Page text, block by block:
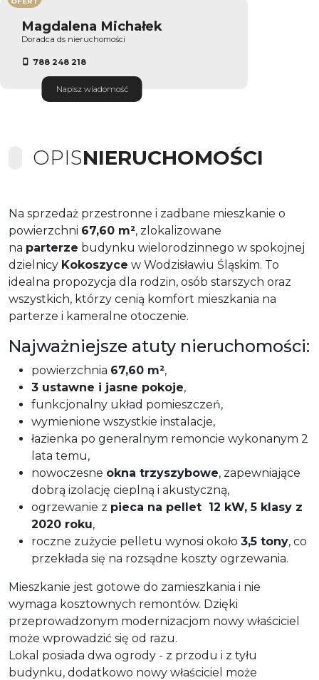
Magdalena Michałek
Doradca ds nieruchomości
788 248 218
Napisz wiadomość
OPISNIERUCHOMOŚCI
Na sprzedaż przestronne i zadbane mieszkanie o
powierzchni 67,60 m², zlokalizowane
na parterze budynku wielorodzinnego w spokojnej
dzielnicy Kokoszyce w Wodzisławiu Śląskim. To
idealna propozycja dla rodzin, osób starszych oraz
wszystkich, którzy cenią komfort mieszkania na
parterze i kameralne otoczenie.
Najważniejsze atuty nieruchomości:
powierzchnia 67,60 m²,
3 ustawne i jasne pokoje,
funkcjonalny układ pomieszczeń,
wymienione wszystkie instalacje,
łazienka po generalnym remoncie wykonanym 2
lata temu,
nowoczesne okna trzyszybowe, zapewniające
dobrą izolację cieplną i akustyczną,
ogrzewanie z pieca na pellet 12 kW, 5 klasy z
2020 roku,
roczne zużycie pelletu wynosi około 3,5 tony, co
przekłada się na rozsądne koszty ogrzewania.
Mieszkanie jest gotowe do zamieszkania i nie
wymaga kosztownych remontów. Dzięki
przeprowadzonym modernizacjom nowy właściciel
może wprowadzić się od razu.
Lokal posiada dwa ogrody - z przodu i z tyłu
budynku, dodatkowo nowy właściciel może